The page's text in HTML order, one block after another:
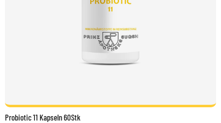
Probiotic 11 Kapseln 60Stk